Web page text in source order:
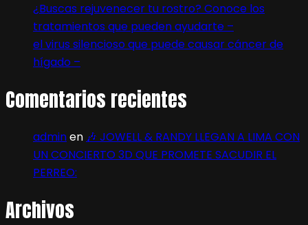
¿Buscas rejuvenecer tu rostro? Conoce los
tratamientos que pueden ayudarte –
el virus silencioso que puede causar cáncer de
hígado –
Comentarios recientes
adminen 🎶 JOWELL & RANDY LLEGAN A LIMA CON
UN CONCIERTO 3D QUE PROMETE SACUDIR EL
PERREO:
Archivos